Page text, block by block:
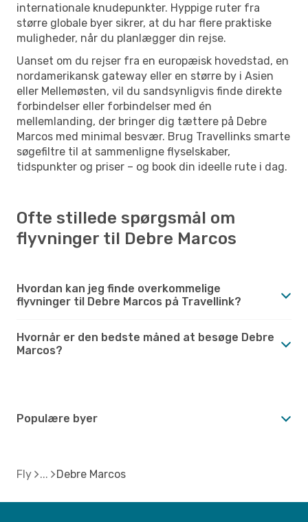
internationale knudepunkter. Hyppige ruter fra
større globale byer sikrer, at du har flere praktiske
muligheder, når du planlægger din rejse.
Uanset om du rejser fra en europæisk hovedstad, en
nordamerikansk gateway eller en større by i Asien
eller Mellemøsten, vil du sandsynligvis finde direkte
forbindelser eller forbindelser med én
mellemlanding, der bringer dig tættere på Debre
Marcos med minimal besvær. Brug Travellinks smarte
søgefiltre til at sammenligne flyselskaber,
tidspunkter og priser – og book din ideelle rute i dag.
Ofte stillede spørgsmål om
flyvninger til Debre Marcos
Hvordan kan jeg finde overkommelige
flyvninger til Debre Marcos på Travellink?
Hvornår er den bedste måned at besøge Debre
Marcos?
Populære byer
Fly Debre Marcos